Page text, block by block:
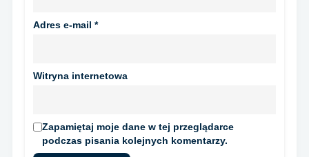
Adres e-mail *
Witryna internetowa
Zapamiętaj moje dane w tej przeglądarce
podczas pisania kolejnych komentarzy.